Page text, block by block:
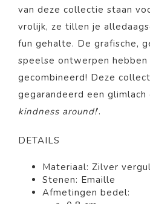
van deze collectie staan
vrolijk, ze tillen je
fun gehalte. De grafische,
speelse ontwerpen hebben
gecombineerd! Deze
gegarandeerd een glimlach
kindness around!’.
DETAILS
Materiaal: Zilver
Stenen: Emaille
Afmetingen bedel: